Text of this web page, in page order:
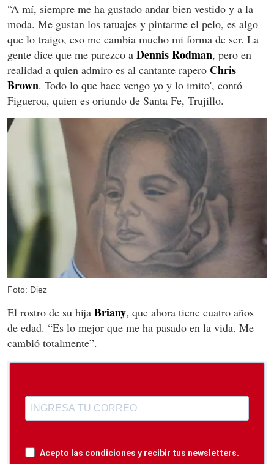
“A mí, siempre me ha gustado andar bien vestido y a la
moda. Me gustan los tatuajes y pintarme el pelo, es algo
que lo traigo, eso me cambia mucho mi forma de ser. La
gente dice que me parezco a Dennis Rodman, pero en
realidad a quien admiro es al cantante rapero Chris
Brown. Todo lo que hace vengo yo y lo imito', contó
Figueroa, quien es oriundo de Santa Fe, Trujillo.
Foto: Diez
El rostro de su hija Briany, que ahora tiene cuatro años
de edad. “Es lo mejor que me ha pasado en la vida. Me
cambió totalmente”.
Acepto las condiciones y recibir tus newsletters.